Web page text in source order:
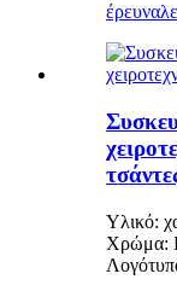
έρευνα
Υλικό:
Χρώμα: